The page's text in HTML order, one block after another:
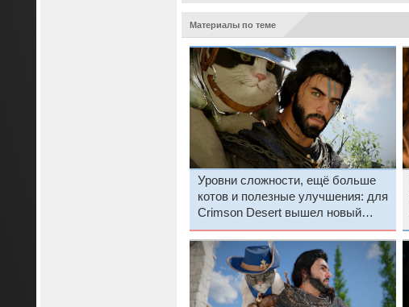
Материалы по теме
Уровни сложности, ещё больше
котов и полезные улучшения: для
Crimson Desert вышел новый
огромный патч